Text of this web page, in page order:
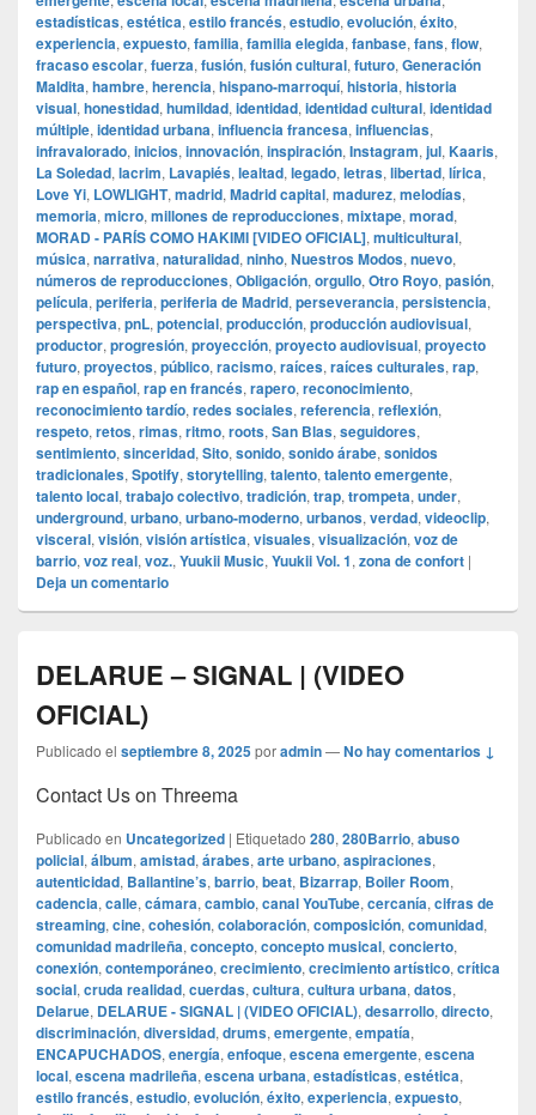
estadísticas, estética, estilo francés, estudio, evolución, éxito,
experiencia, expuesto, familia, familia elegida, fanbase, fans, flow,
fracaso escolar, fuerza, fusión, fusión cultural, futuro, Generación
Maldita, hambre, herencia, hispano-marroquí, historia, historia
visual, honestidad, humildad, identidad, identidad cultural, identidad
múltiple, identidad urbana, influencia francesa, influencias,
infravalorado, inicios, innovación, inspiración, Instagram, jul, Kaaris,
La Soledad, lacrim, Lavapiés, lealtad, legado, letras, libertad, lírica,
Love Yi, LOWLIGHT, madrid, Madrid capital, madurez, melodías,
memoria, micro, millones de reproducciones, mixtape, morad,
MORAD - PARÍS COMO HAKIMI [VIDEO OFICIAL], multicultural,
música, narrativa, naturalidad, ninho, Nuestros Modos, nuevo,
números de reproducciones, Obligación, orgullo, Otro Royo, pasión,
película, periferia, periferia de Madrid, perseverancia, persistencia,
perspectiva, pnL, potencial, producción, producción audiovisual,
productor, progresión, proyección, proyecto audiovisual, proyecto
futuro, proyectos, público, racismo, raíces, raíces culturales, rap,
rap en español, rap en francés, rapero, reconocimiento,
reconocimiento tardío, redes sociales, referencia, reflexión,
respeto, retos, rimas, ritmo, roots, San Blas, seguidores,
sentimiento, sinceridad, Sito, sonido, sonido árabe, sonidos
tradicionales, Spotify, storytelling, talento, talento emergente,
talento local, trabajo colectivo, tradición, trap, trompeta, under,
underground, urbano, urbano-moderno, urbanos, verdad, videoclip,
visceral, visión, visión artística, visuales, visualización, voz de
barrio, voz real, voz., Yuukii Music, Yuukii Vol. 1, zona de confort |
Deja un comentario
DELARUE – SIGNAL | (VIDEO
OFICIAL)
Publicado el septiembre 8, 2025poradmin—No hay comentarios ↓
Contact Us on Threema
Publicado en Uncategorized | Etiquetado 280, 280Barrio, abuso
policial, álbum, amistad, árabes, arte urbano, aspiraciones,
autenticidad, Ballantine’s, barrio, beat, Bizarrap, Boiler Room,
cadencia, calle, cámara, cambio, canal YouTube, cercanía, cifras de
streaming, cine, cohesión, colaboración, composición, comunidad,
comunidad madrileña, concepto, concepto musical, concierto,
conexión, contemporáneo, crecimiento, crecimiento artístico, crítica
social, cruda realidad, cuerdas, cultura, cultura urbana, datos,
Delarue, DELARUE - SIGNAL | (VIDEO OFICIAL), desarrollo, directo,
discriminación, diversidad, drums, emergente, empatía,
ENCAPUCHADOS, energía, enfoque, escena emergente, escena
local, escena madrileña, escena urbana, estadísticas, estética,
estilo francés, estudio, evolución, éxito, experiencia, expuesto,